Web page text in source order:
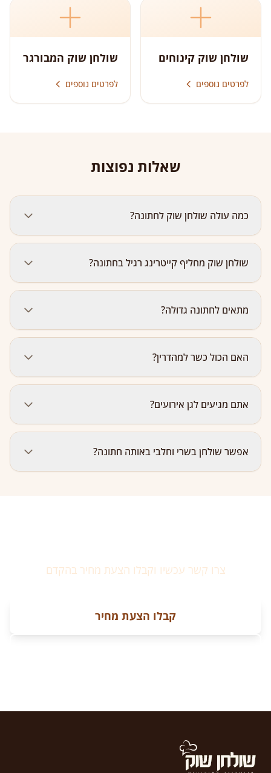
שולחן שוק קינוחים
לפרטים נוספים
שולחן שוק המבורגר
לפרטים נוספים
שאלות נפוצות
כמה עולה שולחן שוק לחתונה?
הכנה + הגעה + סידור + הגשה + פינוי. לאירועים גדולים
(100+ אורחים) — צרו קשר להצעת מחיר מותאמת.
שולחן שוק מחליף קייטרינג רגיל בחתונה?
כארוחה ראשית אחרי החופה, כשולחן מתוקים, או כשילוב של
כולם. ניתן להתאים לכל שלב בחתונה.
מתאים לחתונה גדולה?
של 30 אורחים ועד חתונה גדולה של מאות אורחים. ככל שיש
יותר אורחים, השולחן נהיה ארוך ומרשים יותר.
האם הכול כשר למהדרין?
צמודה, הפרדה מלאה בין בשרי לחלבי. מתאים לחתונות
דתיות ומסורתיות.
אתם מגיעים לגן אירועים?
יקב, וילה או כל לוקיישן אחר. הסידור וההגשה כלולים. הגעה
באזור המרכז כלולה; באזורים מרוחקים ייתכן חיוב נסיעה
אפשר שולחן בשרי וחלבי באותה חתונה?
צרו קשר עכשיו וקבלו הצעת מחיר בהקדם
קבלו הצעת מחיר